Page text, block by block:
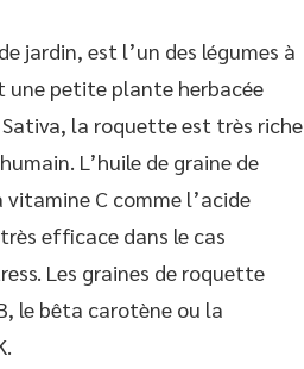
jardin, est l’un des légumes à
une petite plante herbacée
la roquette est très riche
L’huile de graine de
C comme l’acide
efficace dans le cas
Les graines de roquette
le bêta carotène ou la